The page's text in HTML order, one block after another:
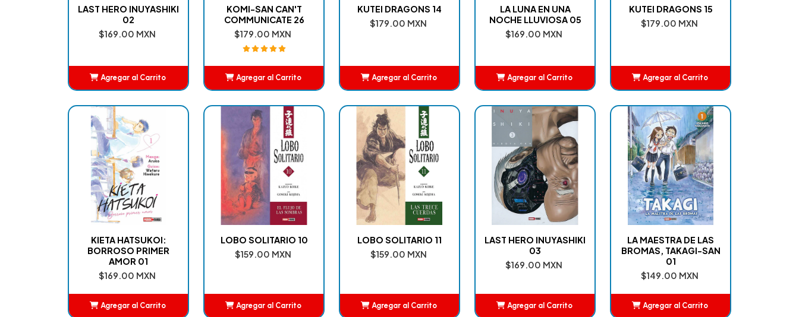
LAST HERO INUYASHIKI
02
$169.00 MXN
Agregar al Carrito
KOMI-SAN CAN'T
COMMUNICATE 26
$179.00 MXN
Agregar al Carrito
KUTEI DRAGONS 14
$179.00 MXN
Agregar al Carrito
LA LUNA EN UNA
NOCHE LLUVIOSA 05
$169.00 MXN
Agregar al Carrito
KUTEI DRAGONS 15
$179.00 MXN
Agregar al Carrito
KIETA HATSUKOI:
BORROSO PRIMER
AMOR 01
$169.00 MXN
Agregar al Carrito
LOBO SOLITARIO 10
$159.00 MXN
Agregar al Carrito
LOBO SOLITARIO 11
$159.00 MXN
Agregar al Carrito
LAST HERO INUYASHIKI
03
$169.00 MXN
Agregar al Carrito
LA MAESTRA DE LAS
BROMAS, TAKAGI-SAN
01
$149.00 MXN
Agregar al Carrito